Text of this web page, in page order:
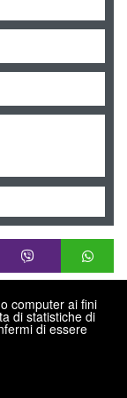
computer ai fini
di statistiche di
di essere